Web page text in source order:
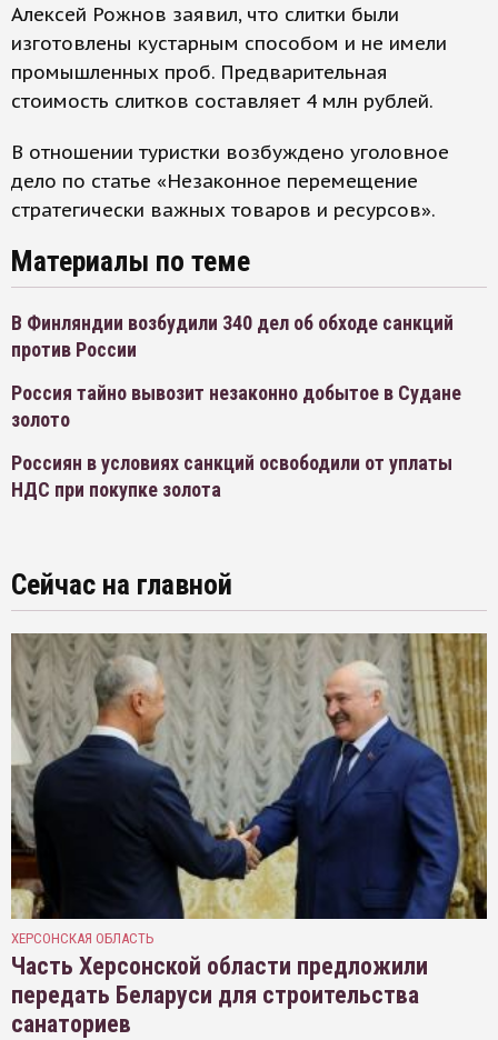
Алексей Рожнов заявил, что слитки были
изготовлены кустарным способом и не имели
промышленных проб. Предварительная
стоимость слитков составляет 4 млн рублей.
В отношении туристки возбуждено уголовное
дело по статье «Незаконное перемещение
стратегически важных товаров и ресурсов».
Материалы по теме
В Финляндии возбудили 340 дел об обходе санкций
против России
Россия тайно вывозит незаконно добытое в Судане
золото
Россиян в условиях санкций освободили от уплаты
НДС при покупке золота
Сейчас на главной
ХЕРСОНСКАЯ ОБЛАСТЬ
Часть Херсонской области предложили
передать Беларуси для строительства
санаториев